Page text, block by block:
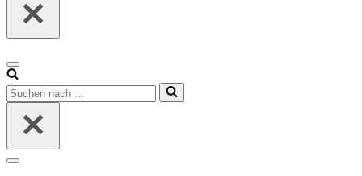
Navigationsmenü
Suchen
nach …
Navigationsmenü